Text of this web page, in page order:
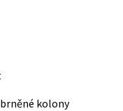
kolony